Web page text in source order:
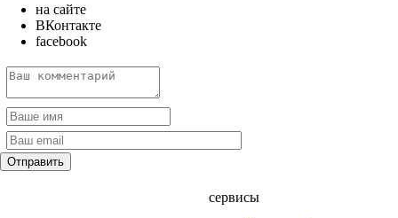
на сайте
ВКонтакте
facebook
сервисы